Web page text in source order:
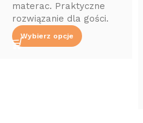
materac. Praktyczne
rozwiązanie dla gości.
Wybierz opcje